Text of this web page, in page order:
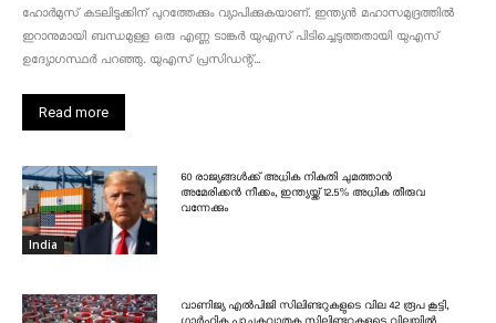
ഹോർമുസ് കടലിടുക്കിന് പുറത്തേക്കും വ്യാപിക്കുകയാണ്. ഇന്ത്യൻ മഹാസമുദ്രത്തിൽ
ഇറാനുമായി ബന്ധമുള്ള ഒരു എണ്ണ ടാങ്കർ യുഎസ് പിടിച്ചെടുത്തതായി യുഎസ്
ഉദ്യോഗസ്ഥർ പറഞ്ഞു. യുഎസ് പ്രസിഡന്റ്...
Read more
India
60 രാജ്യങ്ങൾക്ക് അധിക നികുതി ചുമത്താൻ
അമേരിക്കൻ നീക്കം, ഇന്ത്യയ്ക്ക് 12.5% അധിക തീരുവ
വന്നേക്കും
വാണിജ്യ എൽപിജി സിലിണ്ടറുകളുടെ വില 42 രൂപ കൂട്ടി,